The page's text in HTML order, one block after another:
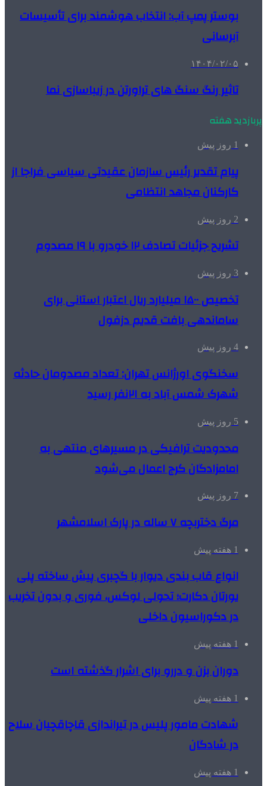
بوستر پمپ آب: انتخاب هوشمند برای تأسیسات
آبرسانی
۱۴۰۴/۰۲/۰۵
تاثیر رنگ سنگ های تراورتن در زیباسازی نما
پربازدید هفته
1 روز پیش
پیام تقدیر رئیس سازمان عقیدتی سیاسی فراجا از
کارکنان مجاهد انتظامی
2 روز پیش
تشریح جزئیات تصادف ۱۲ خودرو با ۱۹ مصدوم
3 روز پیش
تخصیص ۱۵۰۰ میلیارد ریال اعتبار استانی برای
ساماندهی بافت قدیم دزفول
4 روز پیش
سخنگوی اورژانس تهران: تعداد مصدومان حادثه
شهرک شمس آباد به ۲۱نفر رسید
5 روز پیش
محدودیت ترافیکی در مسیرهای منتهی به
امامزادگان کرج اعمال می‌شود
7 روز پیش
مرگ دختربچه ۷ ساله در پارک اسلامشهر
1 هفته پیش
انواع قاب بندی دیوار با گچبری پیش ساخته پلی
یورتان دکارت؛ تحولی لوکس، فوری و بدون تخریب
در دکوراسیون داخلی
1 هفته پیش
دوران بزن و دررو برای اشرار گذشته است
1 هفته پیش
شهادت مامور پلیس در تیراندازی قاچاقچیان سلاح
در شادگان
1 هفته پیش